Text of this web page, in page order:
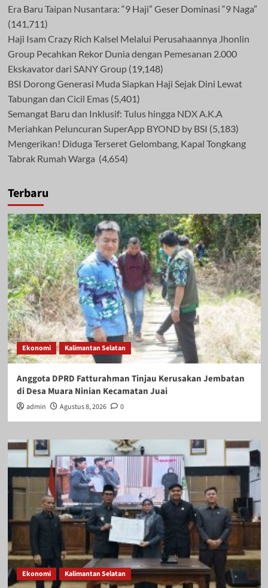
Era Baru Taipan Nusantara: “9 Haji” Geser Dominasi “9 Naga”
(141,711)
Haji Isam Crazy Rich Kalsel Melalui Perusahaannya Jhonlin
Group Pecahkan Rekor Dunia dengan Pemesanan 2.000
Ekskavator dari SANY Group (19,148)
BSI Dorong Generasi Muda Siapkan Haji Sejak Dini Lewat
Tabungan dan Cicil Emas (5,401)
Semangat Baru dan Inklusif: Tulus hingga NDX A.K.A
Meriahkan Peluncuran SuperApp BYOND by BSI (5,183)
Mengerikan! Diduga Terseret Gelombang, Kapal Tongkang
Tabrak Rumah Warga (4,654)
Terbaru
Ekonomi Kalimantan Selatan
Anggota DPRD Fatturahman Tinjau Kerusakan Jembatan
di Desa Muara Ninian Kecamatan Juai
admin Agustus 8, 2026 0
Ekonomi Kalimantan Selatan